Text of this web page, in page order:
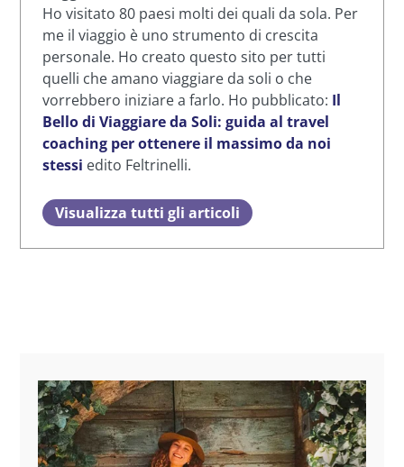
Ho visitato 80 paesi molti dei quali da sola. Per
me il viaggio è uno strumento di crescita
personale. Ho creato questo sito per tutti
quelli che amano viaggiare da soli o che
vorrebbero iniziare a farlo. Ho pubblicato: Il
Bello di Viaggiare da Soli: guida al travel
coaching per ottenere il massimo da noi
stessi edito Feltrinelli.
Visualizza tutti gli articoli